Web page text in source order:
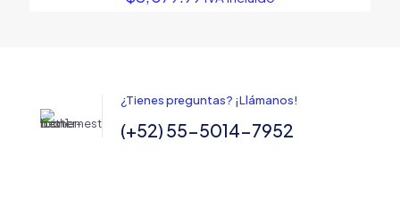
¿Tienes preguntas? ¡Llámanos!
(+52) 55-5014-7952